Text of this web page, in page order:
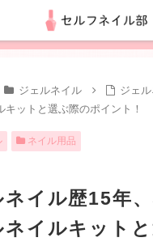
ジェルネイル
ジェ
キットと選ぶ際のポイント！
ネイル用品
イル歴15年
ネイルキット